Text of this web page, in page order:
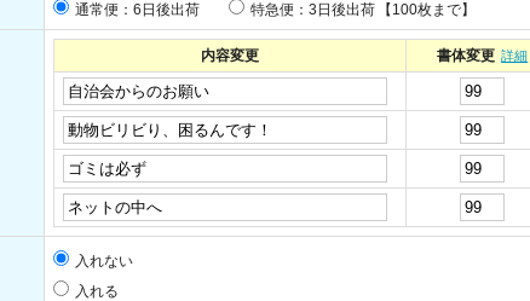
通常便：6日後出荷 特急便：3日後出荷 【100枚まで】
内容変更 書体変更 詳細
入れない
入れる